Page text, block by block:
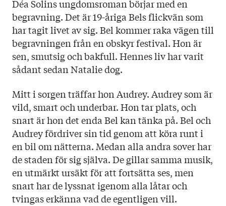
Språk: Svenska
Sidantal: 150
Format: Häftad
Omslag: Milena Huhta
Déa Solins ungdomsroman börjar med en
begravning. Det är 19-åriga Bels flickvän som
har tagit livet av sig. Bel kommer raka vägen till
begravningen från en obskyr festival. Hon är
sen, smutsig och bakfull. Hennes liv har varit
sådant sedan Natalie dog.
Mitt i sorgen träffar hon Audrey. Audrey som är
vild, smart och underbar. Hon tar plats, och
snart är hon det enda Bel kan tänka på. Bel och
Audrey fördriver sin tid genom att köra runt i
en bil om nätterna. Medan alla andra sover har
de staden för sig själva. De gillar samma musik,
en utmärkt ursäkt för att fortsätta ses, men
snart har de lyssnat igenom alla låtar och
tvingas erkänna vad de egentligen vill.